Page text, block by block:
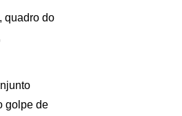
quadro do
golpe de